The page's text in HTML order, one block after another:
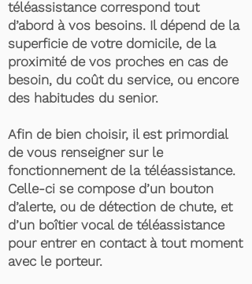
téléassistance correspond tout
d’abord à vos besoins. Il dépend de la
superficie de votre domicile, de la
proximité de vos proches en cas de
besoin, du coût du service, ou encore
des habitudes du senior.
Afin de bien choisir, il est primordial
de vous renseigner sur le
fonctionnement de la téléassistance.
Celle-ci se compose d’un bouton
d’alerte, ou de détection de chute, et
d’un boîtier vocal de téléassistance
pour entrer en contact à tout moment
avec le porteur.